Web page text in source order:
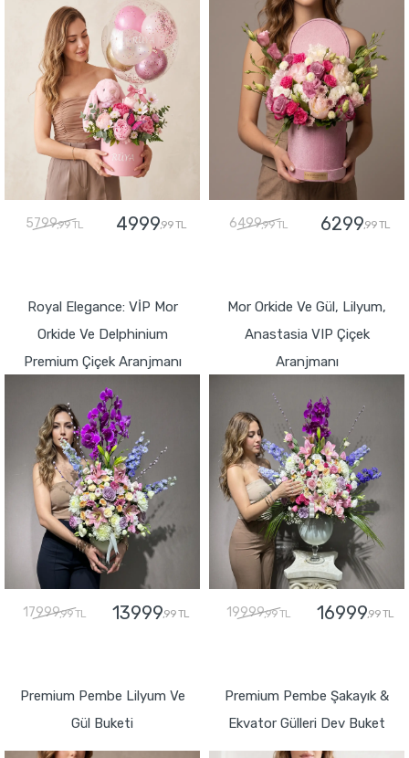
5799,99 TL 4999,99 TL 6499,99 TL 6299,99 TL
Royal Elegance: VİP Mor
Orkide Ve Delphinium
Premium Çiçek Aranjmanı
17999,99 TL 13999,99 TL
Mor Orkide Ve Gül, Lilyum,
Anastasia VIP Çiçek
Aranjmanı
19999,99 TL 16999,99 TL
Premium Pembe Lilyum Ve
Gül Buketi
Premium Pembe Şakayık &
Ekvator Gülleri Dev Buket